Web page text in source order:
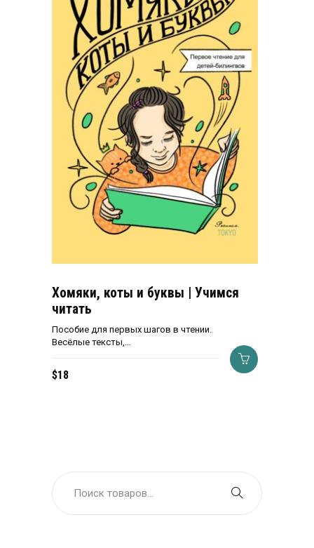
Хомяки, коты и буквы | Учимся
читать
Пособие для первых шагов в чтении.
Весёлые тексты,…
$18